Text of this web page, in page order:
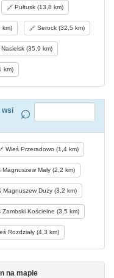
Pułtusk (13,8 km)
km) Serock (32,5 km)
Nasielsk (35,9 km)
km)
wsi
Wieś Przeradowo (1,4 km)
Magnuszew Mały (2,2 km)
Magnuszew Duży (3,2 km)
Zambski Kościelne (3,5 km)
Rozdziały (4,3 km)
na mapie